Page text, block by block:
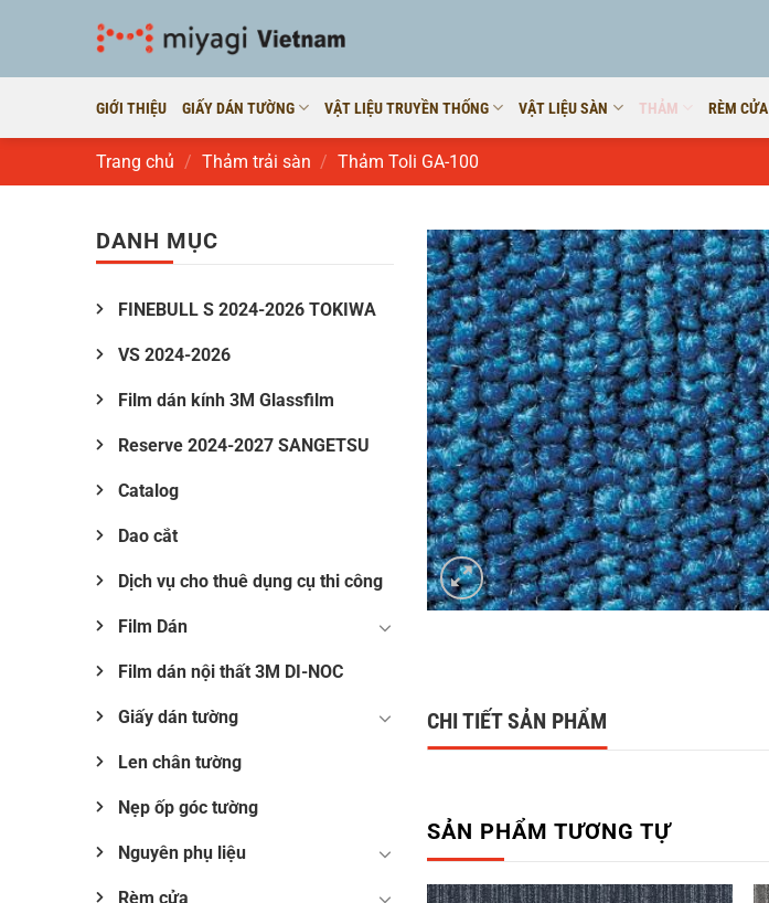
GIỚI THIỆU GIẤY DÁN TƯỜNG VẬT LIỆU TRUYỀN THỐNG VẬT LIỆU SÀN THẢM RÈM CỬA
Trang chủ / Thảm trải sàn / Thảm Toli GA-100
DANH MỤC
FINEBULL S 2024-2026 TOKIWA
VS 2024-2026
Film dán kính 3M Glassfilm
Reserve 2024-2027 SANGETSU
Catalog
Dao cắt
Dịch vụ cho thuê dụng cụ thi công
Film Dán
Film dán nội thất 3M DI-NOC
Giấy dán tường
Len chân tường
Nẹp ốp góc tường
Nguyên phụ liệu
Rèm cửa
CHI TIẾT SẢN PHẨM
SẢN PHẨM TƯƠNG TỰ